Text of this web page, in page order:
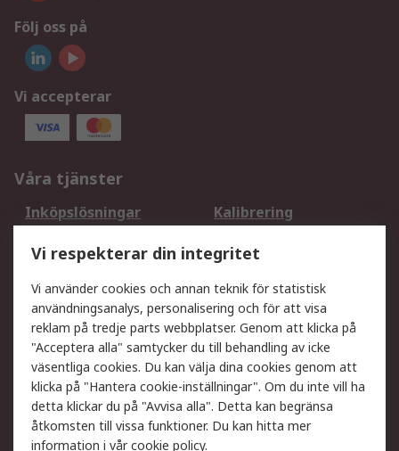
Följ oss på
Vi accepterar
Våra tjänster
Inköpslösningar
Kalibrering
DesignSpark
Teknisk Support
Ditt lokala säljteam
Exportlösningar
Support
Få hjälp
Retur av varor
Leverans
Spåra din order
Begär en fakturakopi
Fördelar med RS-konto
Betalningsalternativ
Vi respekterar din integritet
Vi använder cookies och annan teknik för statistisk
användningsanalys, personalisering och för att visa
reklam på tredje parts webbplatser. Genom att klicka på
"Acceptera alla" samtycker du till behandling av icke
väsentliga cookies. Du kan välja dina cookies genom att
klicka på "Hantera cookie-inställningar". Om du inte vill ha
detta klickar du på "Avvisa alla". Detta kan begränsa
åtkomsten till vissa funktioner. Du kan hitta mer
information i vårcookie policy.